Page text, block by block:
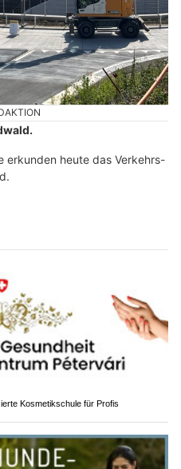
erkunden heute das Verkehrs-
Kosmetikschule für Profis